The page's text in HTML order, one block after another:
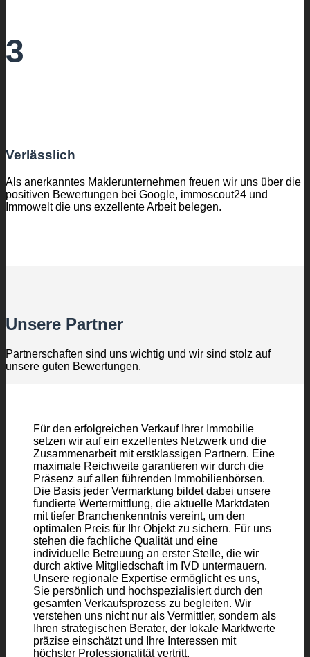
3
Verlässlich
Als anerkanntes Maklerunternehmen freuen wir uns über die
positiven Bewertungen bei Google, immoscout24 und
Immowelt die uns exzellente Arbeit belegen.
Unsere Partner
Partnerschaften sind uns wichtig und wir sind stolz auf
unsere guten Bewertungen.
Für den erfolgreichen Verkauf Ihrer Immobilie
setzen wir auf ein exzellentes Netzwerk und die
Zusammenarbeit mit erstklassigen Partnern. Eine
maximale Reichweite garantieren wir durch die
Präsenz auf allen führenden Immobilienbörsen.
Die Basis jeder Vermarktung bildet dabei unsere
fundierte Wertermittlung, die aktuelle Marktdaten
mit tiefer Branchenkenntnis vereint, um den
optimalen Preis für Ihr Objekt zu sichern. Für uns
stehen die fachliche Qualität und eine
individuelle Betreuung an erster Stelle, die wir
durch aktive Mitgliedschaft im IVD untermauern.
Unsere regionale Expertise ermöglicht es uns,
Sie persönlich und hochspezialisiert durch den
gesamten Verkaufsprozess zu begleiten. Wir
verstehen uns nicht nur als Vermittler, sondern als
Ihren strategischen Berater, der lokale Marktwerte
präzise einschätzt und Ihre Interessen mit
höchster Professionalität vertritt.